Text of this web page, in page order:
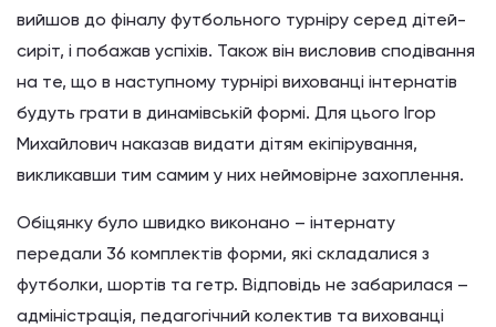
вийшов до фіналу футбольного турніру серед дітей-
сиріт, і побажав успіхів. Також він висловив сподівання
на те, що в наступному турнірі вихованці інтернатів
будуть грати в динамівській формі. Для цього Ігор
Михайлович наказав видати дітям екіпірування,
викликавши тим самим у них неймовірне захоплення.
Обіцянку було швидко виконано – інтернату
передали 36 комплектів форми, які складалися з
футболки, шортів та гетр. Відповідь не забарилася –
адміністрація, педагогічний колектив та вихованці